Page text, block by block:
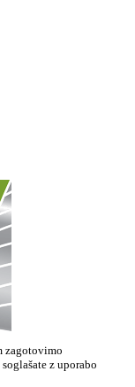
zagotovimo
z uporabo